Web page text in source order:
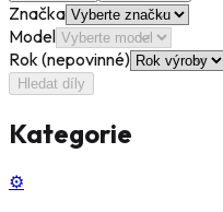
Značka
Model
Rok (nepovinné)
Hledat díly
Kategorie
⚙️